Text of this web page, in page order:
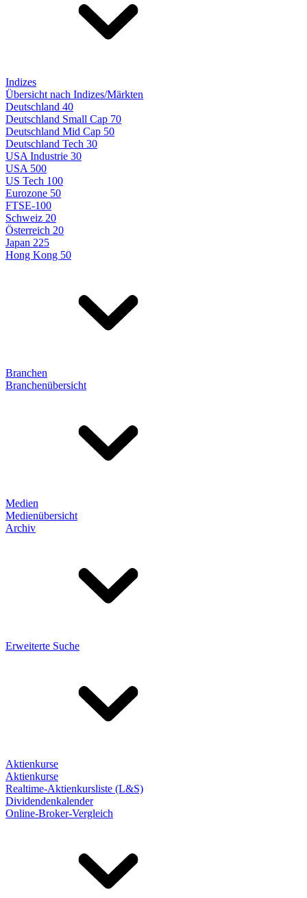
Indizes
Übersicht nach Indizes/Märkten
Deutschland 40
Deutschland Small Cap 70
Deutschland Mid Cap 50
Deutschland Tech 30
USA Industrie 30
USA 500
US Tech 100
Eurozone 50
FTSE-100
Schweiz 20
Österreich 20
Japan 225
Hong Kong 50
Branchen
Branchenübersicht
Medien
Medienübersicht
Archiv
Erweiterte Suche
Aktienkurse
Aktienkurse
Realtime-Aktienkursliste (L&S)
Dividendenkalender
Online-Broker-Vergleich